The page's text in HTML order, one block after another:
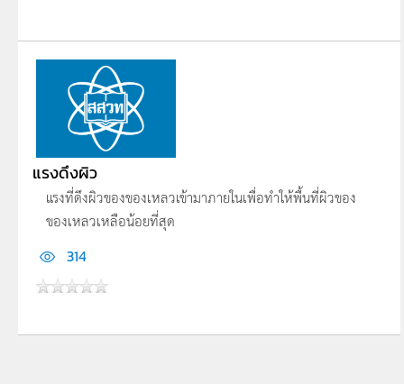
แรงดึงผิว
แรงที่ดึงผิวของของเหลวเข้ามาภายในเพื่อทำให้พื้นที่ผิวของ
ของเหลวเหลือน้อยที่สุด
314